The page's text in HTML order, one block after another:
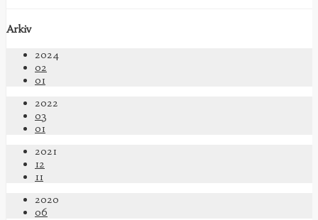
Arkiv
2024
02
01
2022
03
01
2021
12
11
2020
06